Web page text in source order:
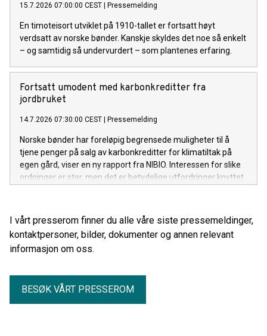
15.7.2026 07:00:00 CEST | Pressemelding
En timoteisort utviklet på 1910-tallet er fortsatt høyt
verdsatt av norske bønder. Kanskje skyldes det noe så enkelt
– og samtidig så undervurdert – som plantenes erfaring.
Fortsatt umodent med karbonkreditter fra
jordbruket
14.7.2026 07:30:00 CEST | Pressemelding
Norske bønder har foreløpig begrensede muligheter til å
tjene penger på salg av karbonkreditter for klimatiltak på
egen gård, viser en ny rapport fra NIBIO. Interessen for slike
ordninger er stor, men det er betydelige utfordringer knyttet
I vårt presserom finner du alle våre siste pressemeldinger,
kontaktpersoner, bilder, dokumenter og annen relevant
informasjon om oss.
BESØK VÅRT PRESSEROM